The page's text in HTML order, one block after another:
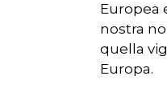
Europea
nostra
quella
Europa.